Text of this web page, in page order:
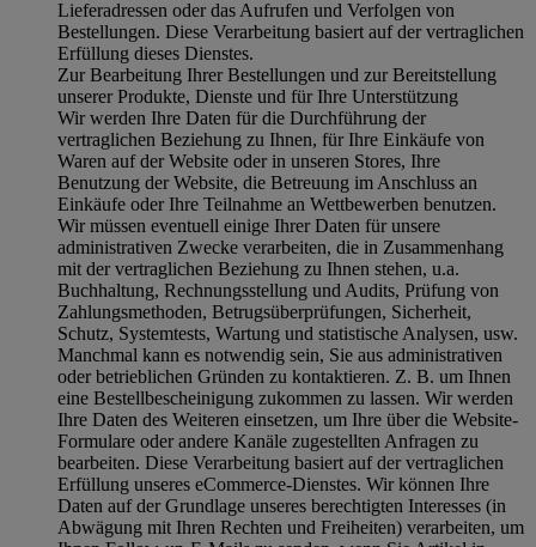
Lieferadressen oder das Aufrufen und Verfolgen von
Bestellungen. Diese Verarbeitung basiert auf der vertraglichen
Erfüllung dieses Dienstes.
Zur Bearbeitung Ihrer Bestellungen und zur Bereitstellung
unserer Produkte, Dienste und für Ihre Unterstützung
Wir werden Ihre Daten für die Durchführung der
vertraglichen Beziehung zu Ihnen, für Ihre Einkäufe von
Waren auf der Website oder in unseren Stores, Ihre
Benutzung der Website, die Betreuung im Anschluss an
Einkäufe oder Ihre Teilnahme an Wettbewerben benutzen.
Wir müssen eventuell einige Ihrer Daten für unsere
administrativen Zwecke verarbeiten, die in Zusammenhang
mit der vertraglichen Beziehung zu Ihnen stehen, u.a.
Buchhaltung, Rechnungsstellung und Audits, Prüfung von
Zahlungsmethoden, Betrugsüberprüfungen, Sicherheit,
Schutz, Systemtests, Wartung und statistische Analysen, usw.
Manchmal kann es notwendig sein, Sie aus administrativen
oder betrieblichen Gründen zu kontaktieren. Z. B. um Ihnen
eine Bestellbescheinigung zukommen zu lassen. Wir werden
Ihre Daten des Weiteren einsetzen, um Ihre über die Website-
Formulare oder andere Kanäle zugestellten Anfragen zu
bearbeiten. Diese Verarbeitung basiert auf der vertraglichen
Erfüllung unseres eCommerce-Dienstes. Wir können Ihre
Daten auf der Grundlage unseres berechtigten Interesses (in
Abwägung mit Ihren Rechten und Freiheiten) verarbeiten, um